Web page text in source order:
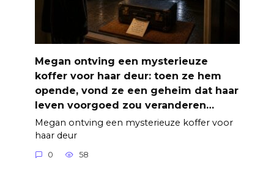
Megan ontving een mysterieuze
koffer voor haar deur: toen ze hem
opende, vond ze een geheim dat haar
leven voorgoed zou veranderen…
Megan ontving een mysterieuze koffer voor
haar deur
0 58